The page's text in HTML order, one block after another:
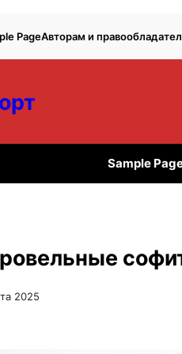
PageАвторам и
Sample
2025